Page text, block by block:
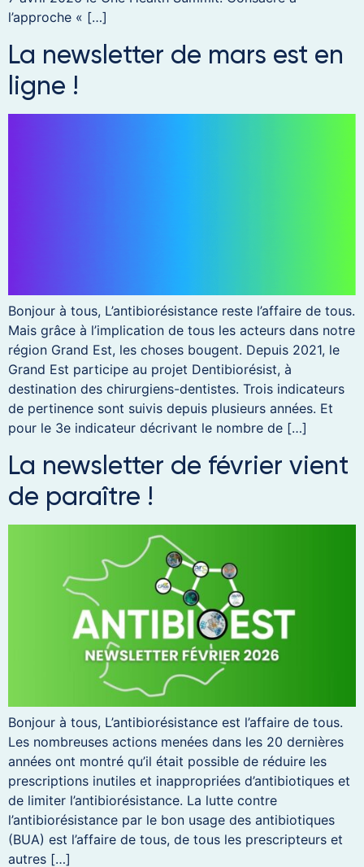
l’approche « […]
La newsletter de mars est en
ligne !
Bonjour à tous, L’antibiorésistance reste l’affaire de tous.
Mais grâce à l’implication de tous les acteurs dans notre
région Grand Est, les choses bougent. Depuis 2021, le
Grand Est participe au projet Dentibiorésist, à
destination des chirurgiens-dentistes. Trois indicateurs
de pertinence sont suivis depuis plusieurs années. Et
pour le 3e indicateur décrivant le nombre de […]
La newsletter de février vient
de paraître !
Bonjour à tous, L’antibiorésistance est l’affaire de tous.
Les nombreuses actions menées dans les 20 dernières
années ont montré qu’il était possible de réduire les
prescriptions inutiles et inappropriées d’antibiotiques et
de limiter l’antibiorésistance. La lutte contre
l’antibiorésistance par le bon usage des antibiotiques
(BUA) est l’affaire de tous, de tous les prescripteurs et
autres […]